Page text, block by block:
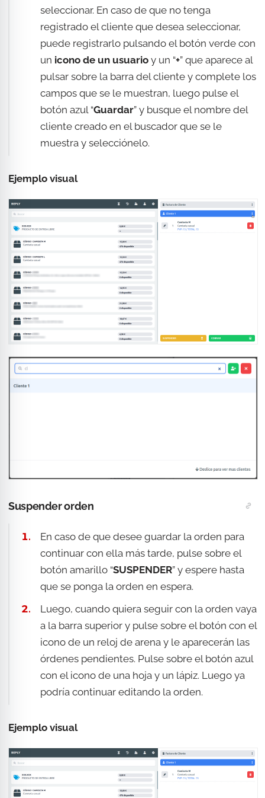
seleccionar. En caso de que no tenga
registrado el cliente que desea seleccionar,
puede registrarlo pulsando el botón verde con
un icono de un usuario y un “+” que aparece al
pulsar sobre la barra del cliente y complete los
campos que se le muestran, luego pulse el
botón azul “Guardar” y busque el nombre del
cliente creado en el buscador que se le
muestra y selecciónelo.
Ejemplo visual
Suspender orden
En caso de que desee guardar la orden para
continuar con ella más tarde, pulse sobre el
botón amarillo “SUSPENDER” y espere hasta
que se ponga la orden en espera.
Luego, cuando quiera seguir con la orden vaya
a la barra superior y pulse sobre el botón con el
icono de un reloj de arena y le aparecerán las
órdenes pendientes. Pulse sobre el botón azul
con el icono de una hoja y un lápiz. Luego ya
podría continuar editando la orden.
Ejemplo visual